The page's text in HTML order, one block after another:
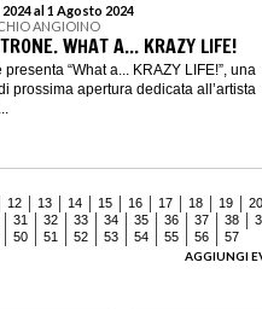
al 1 Agosto 2024
ANGIOINO
WHAT A... KRAZY LIFE!
presenta “What a... KRAZY LIFE!”, una
prossima apertura dedicata all’artista
12 13 14 15 16 17 18 19
20
31 32 33 34 35 36 37 38
50 51 52 53 54 55 56
57
AGGIUNGI